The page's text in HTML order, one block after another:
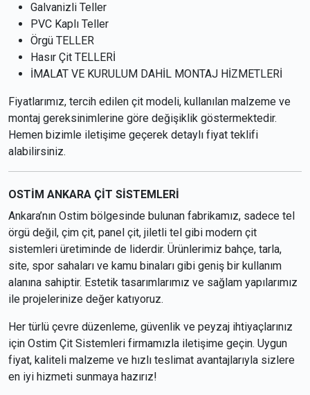
Galvanizli Teller
PVC Kaplı Teller
Örgü TELLER
Hasır Çit TELLERİ
İMALAT VE KURULUM DAHİL MONTAJ HİZMETLERİ
Fiyatlarımız, tercih edilen çit modeli, kullanılan malzeme ve
montaj gereksinimlerine göre değişiklik göstermektedir.
Hemen bizimle iletişime geçerek detaylı fiyat teklifi
alabilirsiniz.
OSTİM ANKARA ÇİT SİSTEMLERİ
Ankara’nın Ostim bölgesinde bulunan fabrikamız, sadece tel
örgü değil, çim çit, panel çit, jiletli tel gibi modern çit
sistemleri üretiminde de liderdir. Ürünlerimiz bahçe, tarla,
site, spor sahaları ve kamu binaları gibi geniş bir kullanım
alanına sahiptir. Estetik tasarımlarımız ve sağlam yapılarımız
ile projelerinize değer katıyoruz.
Her türlü çevre düzenleme, güvenlik ve peyzaj ihtiyaçlarınız
için Ostim Çit Sistemleri firmamızla iletişime geçin. Uygun
fiyat, kaliteli malzeme ve hızlı teslimat avantajlarıyla sizlere
en iyi hizmeti sunmaya hazırız!